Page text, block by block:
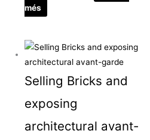
més
Selling Bricks and
exposing
architectural avant-